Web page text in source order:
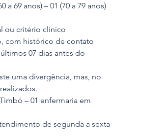
a 69 anos) – 01 (70 a 79 anos)
ou critério clínico
com histórico de contato
07 dias antes do
uma divergência, mas, no
– 01 enfermaria em
de segunda a sexta-